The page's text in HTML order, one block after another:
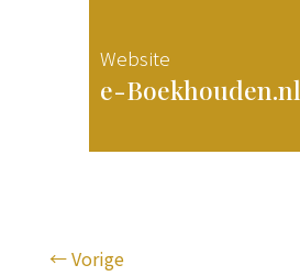
Website
e-Boekhouden.nl
←Vorige